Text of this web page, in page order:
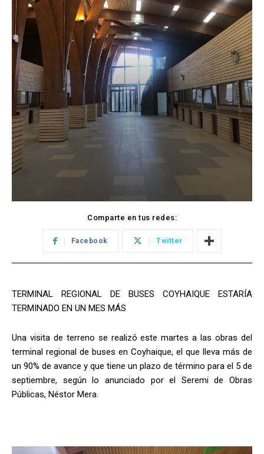
Comparte en tus redes:
Facebook Twitter
TERMINAL REGIONAL DE BUSES COYHAIQUE ESTARÍA
TERMINADO EN UN MES MÁS
Una visita de terreno se realizó este martes a las obras del
terminal regional de buses en Coyhaique, el que lleva más de
un 90% de avance y que tiene un plazo de término para el 5 de
septiembre, según lo anunciado por el Seremi de Obras
Públicas, Néstor Mera.